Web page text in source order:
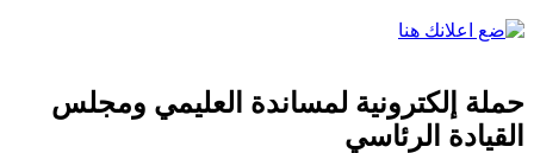
حملة إلكترونية لمساندة العليمي ومجلس
القيادة الرئاسي